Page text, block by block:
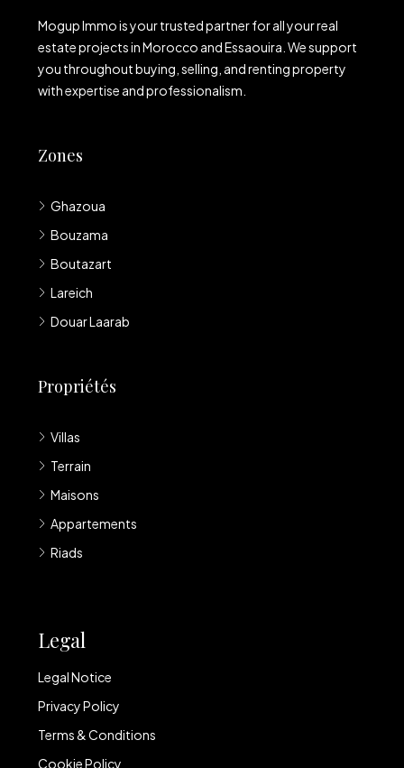
Mogup Immo is your trusted partner for all your real
estate projects in Morocco and Essaouira. We support
you throughout buying, selling, and renting property
with expertise and professionalism.
Zones
Ghazoua
Bouzama
Boutazart
Lareich
Douar Laarab
Propriétés
Villas
Terrain
Maisons
Appartements
Riads
Legal
Legal Notice
Privacy Policy
Terms & Conditions
Cookie Policy